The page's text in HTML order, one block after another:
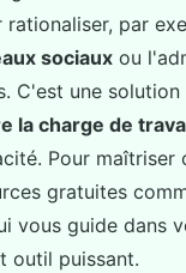
par
sociaux ou
C'est une solution
la charge de
Pour maîtriser
gratuites
vous guide dans
outil puissant.